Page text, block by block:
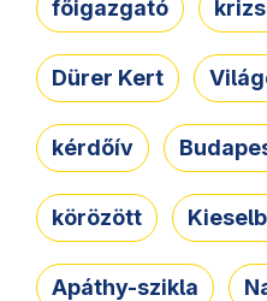
főigazgató
Dürer Kert
kérdőív
körözött
Apáthy-szikla